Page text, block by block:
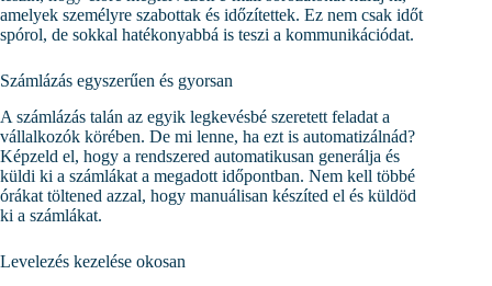
amelyek személyre szabottak és időzítettek. Ez nem csak időt
spórol, de sokkal hatékonyabbá is teszi a kommunikációdat.
Számlázás egyszerűen és gyorsan
A számlázás talán az egyik legkevésbé szeretett feladat a
vállalkozók körében. De mi lenne, ha ezt is automatizálnád?
Képzeld el, hogy a rendszered automatikusan generálja és
küldi ki a számlákat a megadott időpontban. Nem kell többé
órákat töltened azzal, hogy manuálisan készíted el és küldöd
ki a számlákat.
Levelezés kezelése okosan